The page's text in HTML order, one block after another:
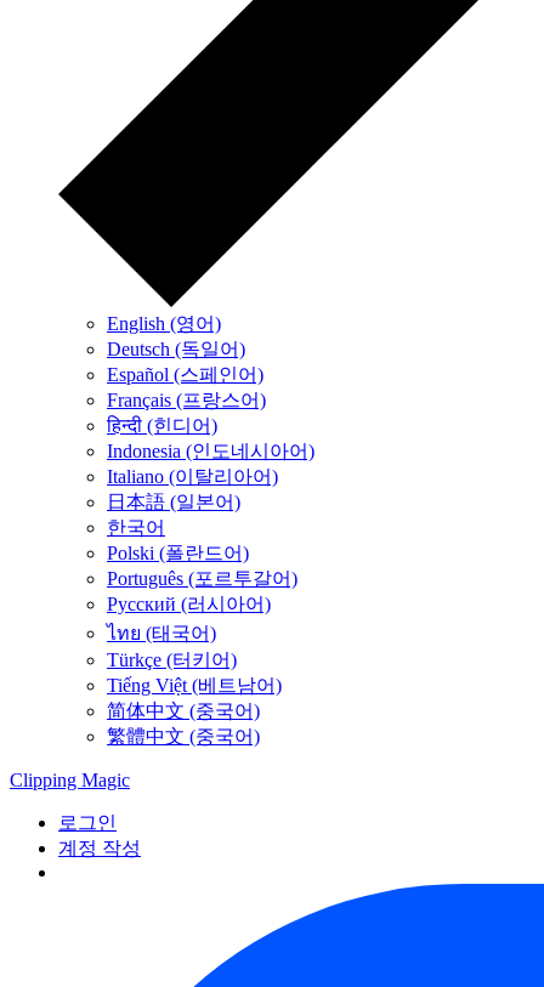
English (영어)
Deutsch (독일어)
Español (스페인어)
Français (프랑스어)
हिन्दी (힌디어)
Indonesia (인도네시아어)
Italiano (이탈리아어)
日本語 (일본어)
한국어
Polski (폴란드어)
Português (포르투갈어)
Русский (러시아어)
ไทย (태국어)
Türkçe (터키어)
Tiếng Việt (베트남어)
简体中文 (중국어)
繁體中文 (중국어)
Clipping Magic
로그인
계정 작성